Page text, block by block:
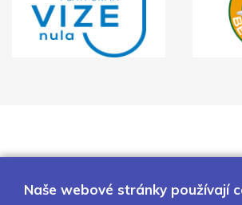
Naše webové stránky používají